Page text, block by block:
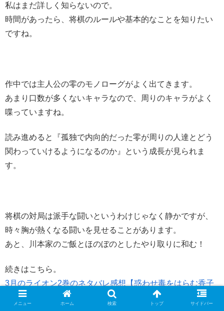
私はまだ詳しく知らないので。
時間があったら、将棋のルールや基本的なことを知りたい
ですね。
作中では主人公の零のモノローグがよく出てきます。
あまり口数が多くないキャラなので、周りのキャラがよく
喋っていますね。
読み進めると『孤独で内向的だった零が周りの人達とどう
関わっていけるようになるのか』という成長が見られま
す。
将棋の対局は派手な闘いというわけじゃなく静かですが、
時々胸が熱くなる闘いを見せることがあります。
あと、川本家のご飯とほのぼのとしたやり取りに和む！
続きはこちら。
3月のライオン2巻のネタバレ感想【惑わせ毒をはらむ香子
の言葉と獣の咆哮】
メニュー ホーム 検索 トップ サイドバー